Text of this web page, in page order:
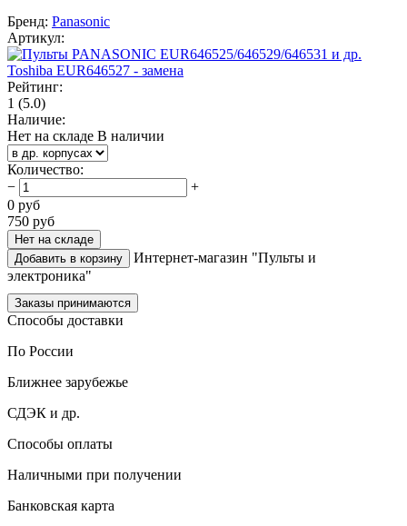
Бренд: Panasonic
Артикул:
Рейтинг:
1 (5.0)
Наличие:
Нет на складе В наличии
Количество:
−
+
0 руб
750 руб
Нет на складе
Добавить в корзину
Интернет-магазин "Пульты и
электроника"
Заказы принимаются
Способы доставки
По России
Ближнее зарубежье
СДЭК и др.
Способы оплаты
Наличными при получении
Банковская карта